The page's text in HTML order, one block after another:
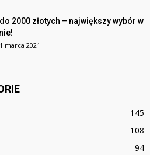
2000 złotych – największy wybór w
marca 2021
145
108
94